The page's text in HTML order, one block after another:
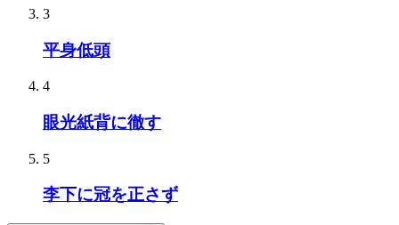
3
平身低頭
4
眼光紙背に徹す
5
李下に冠を正さず